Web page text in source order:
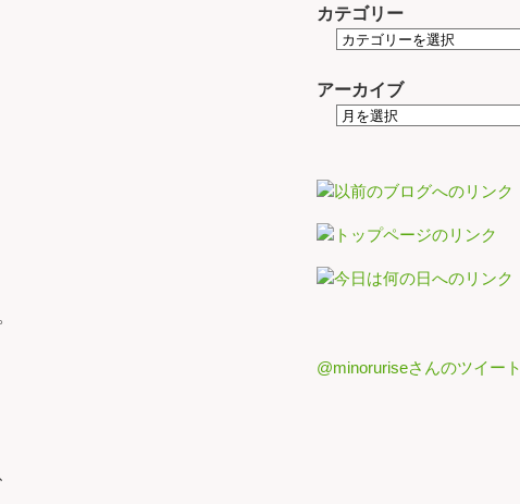
カテゴリー
アーカイブ
@minoruriseさんのツイート